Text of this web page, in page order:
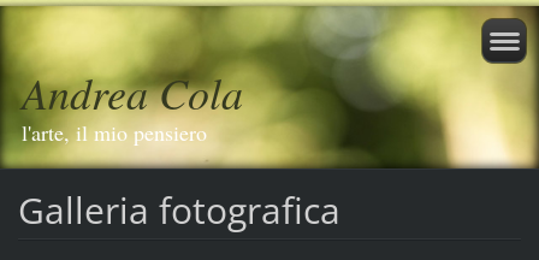
Andrea Cola
l'arte, il mio pensiero
Galleria fotografica